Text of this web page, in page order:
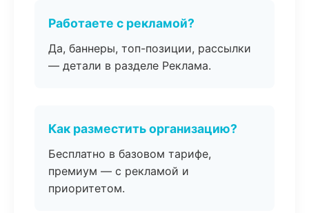
Работаете с рекламой?
Да, баннеры, топ-позиции, рассылки
— детали в разделе Реклама.
Как разместить организацию?
Бесплатно в базовом тарифе,
премиум — с рекламой и
приоритетом.